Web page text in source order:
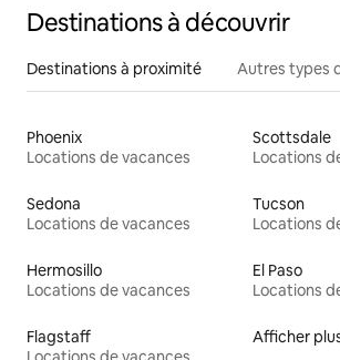
Destinations à découvrir
Destinations à proximité Autres types
Phoenix
Locations de vacances
Scottsdale
Locations
Sedona
Locations de vacances
Tucson
Locations
Hermosillo
Locations de vacances
El Paso
Locations
Flagstaff
Afficher